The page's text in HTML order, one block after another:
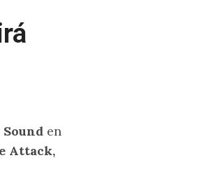
en
Attack,